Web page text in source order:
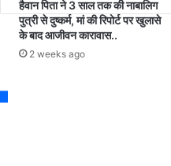
d
d
फ्टी
टैं
क
में
हैवान पिता ने 3 साल तक की नाबालिग
पुत्री से दुष्कर्म, मां की रिपोर्ट पर खुलासे
के बाद आजीवन कारावास..
2 weeks ago